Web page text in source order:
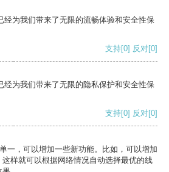
经为我们带来了无限的流畅体验和安全性保
支持[0] 反对[0]
经为我们带来了无限的隐私保护和安全性保
支持[0] 反对[0]
一，可以增加一些新功能。比如，可以增加
样就可以根据网络情况自动选择最优的线